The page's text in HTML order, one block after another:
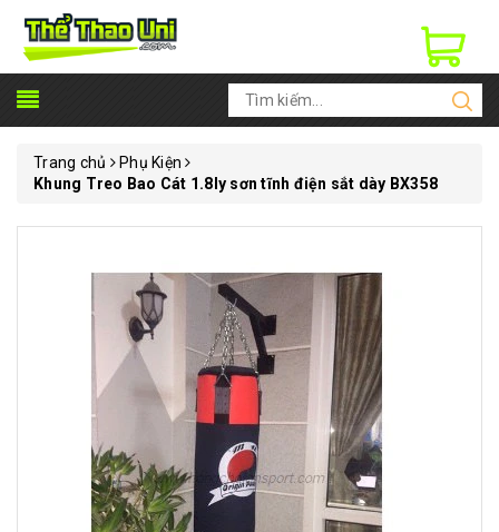
Trang chủ
Phụ Kiện
Khung Treo Bao Cát 1.8ly sơn tĩnh điện sắt dày BX358